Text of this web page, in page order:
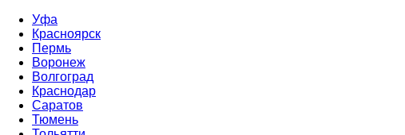
Уфа
Красноярск
Пермь
Воронеж
Волгоград
Краснодар
Саратов
Тюмень